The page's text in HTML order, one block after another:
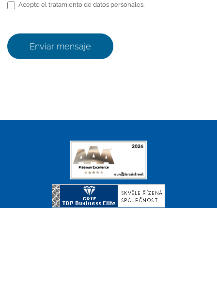
Acepto el tratamiento de datos personales.
Enviar mensaje